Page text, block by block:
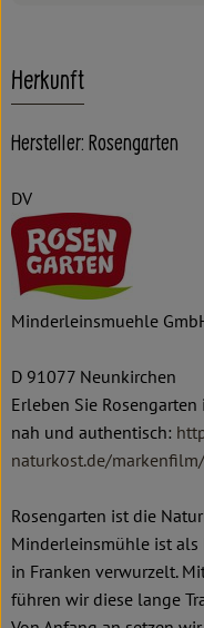
Herkunft
Hersteller: Rosengarten
DV
Minderleinsmuehle
D 91077 Neunkirchen
Erleben Sie
nah und authentisch:
naturkost.de/markenfilm/
Rosengarten ist die
Minderleinsmühle ist als
in Franken verwurzelt.
führen wir diese lange